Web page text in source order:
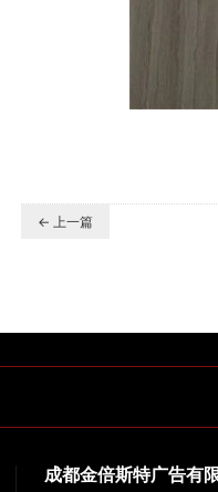
← 上一篇
成都金倍斯特广告有